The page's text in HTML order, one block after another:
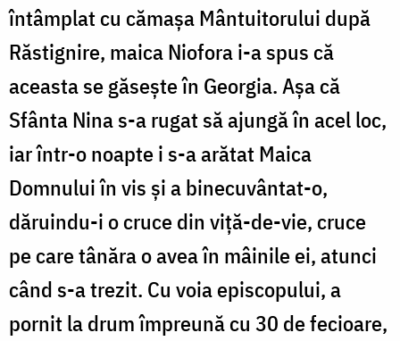
întâmplat cu cămașa Mântuitorului după
Răstignire, maica Niofora i-a spus că
aceasta se găsește în Georgia. Așa că
Sfânta Nina s-a rugat să ajungă în acel loc,
iar într-o noapte i s-a arătat Maica
Domnului în vis și a binecuvântat-o,
dăruindu-i o cruce din viță-de-vie, cruce
pe care tânăra o avea în mâinile ei, atunci
când s-a trezit. Cu voia episcopului, a
pornit la drum împreună cu 30 de fecioare,